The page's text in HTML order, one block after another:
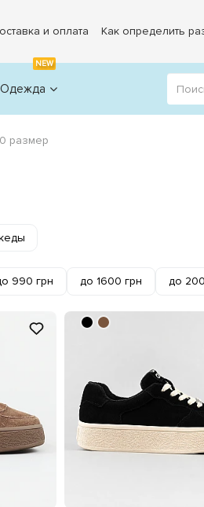
и оплата Как определить
NEW
Одежда
размер
990 грн до 1600 грн до